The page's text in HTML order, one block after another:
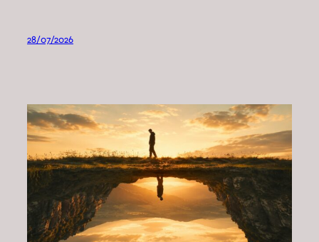
28/07/2026